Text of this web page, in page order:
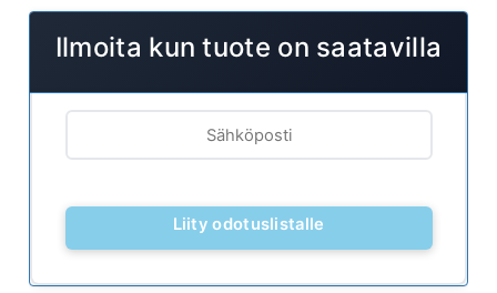
Ilmoita kun tuote on saatavilla